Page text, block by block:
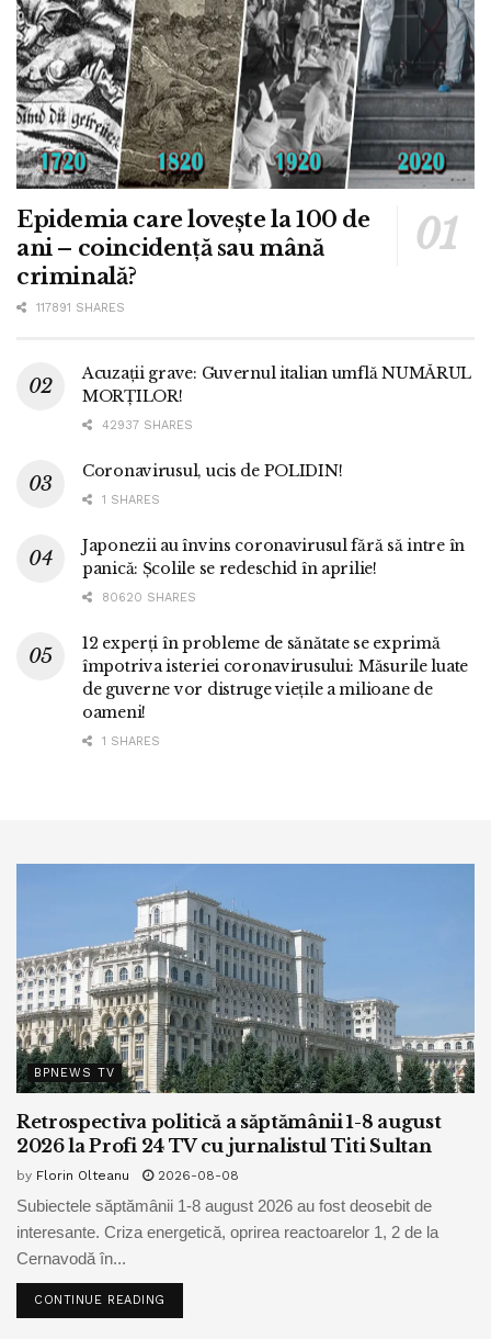
Epidemia care lovește la 100 de
ani – coincidență sau mână
criminală?
117891 SHARES
Acuzații grave: Guvernul italian umflă NUMĂRUL
MORȚILOR!
42937 SHARES
Coronavirusul, ucis de POLIDIN!
1 SHARES
Japonezii au învins coronavirusul fără să intre în
panică: Școlile se redeschid în aprilie!
80620 SHARES
12 experți în probleme de sănătate se exprimă
împotriva isteriei coronavirusului: Măsurile luate
de guverne vor distruge viețile a milioane de
oameni!
1 SHARES
BPNEWS TV
Retrospectiva politică a săptămânii 1-8 august
2026 la Profi 24 TV cu jurnalistul Titi Sultan
by Florin Olteanu 2026-08-08
Subiectele săptămânii 1-8 august 2026 au fost deosebit de
interesante. Criza energetică, oprirea reactoarelor 1, 2 de la
Cernavodă în...
CONTINUE READING